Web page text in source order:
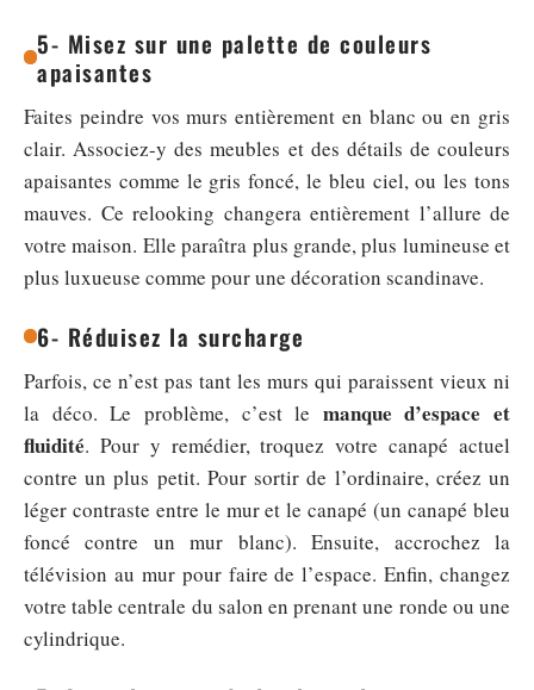
5- Misez sur une palette de couleurs
apaisantes
Faites peindre vos murs entièrement en blanc ou en gris
clair. Associez-y des meubles et des détails de couleurs
apaisantes comme le gris foncé, le bleu ciel, ou les tons
mauves. Ce relooking changera entièrement l’allure de
votre maison. Elle paraîtra plus grande, plus lumineuse et
plus luxueuse comme pour une décoration scandinave.
6- Réduisez la surcharge
Parfois, ce n’est pas tant les murs qui paraissent vieux ni
la déco. Le problème, c’est le manque d’espace et
fluidité. Pour y remédier, troquez votre canapé actuel
contre un plus petit. Pour sortir de l’ordinaire, créez un
léger contraste entre le mur et le canapé (un canapé bleu
foncé contre un mur blanc). Ensuite, accrochez la
télévision au mur pour faire de l’espace. Enfin, changez
votre table centrale du salon en prenant une ronde ou une
cylindrique.